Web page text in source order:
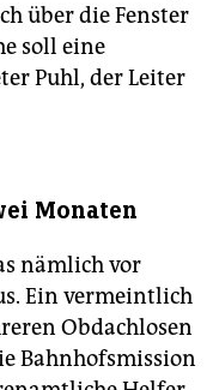
über die Fenster
soll eine
Puhl, der Leiter
Monaten
nämlich vor
Ein vermeintlich
Obdachlosen
Bahnhofsmission